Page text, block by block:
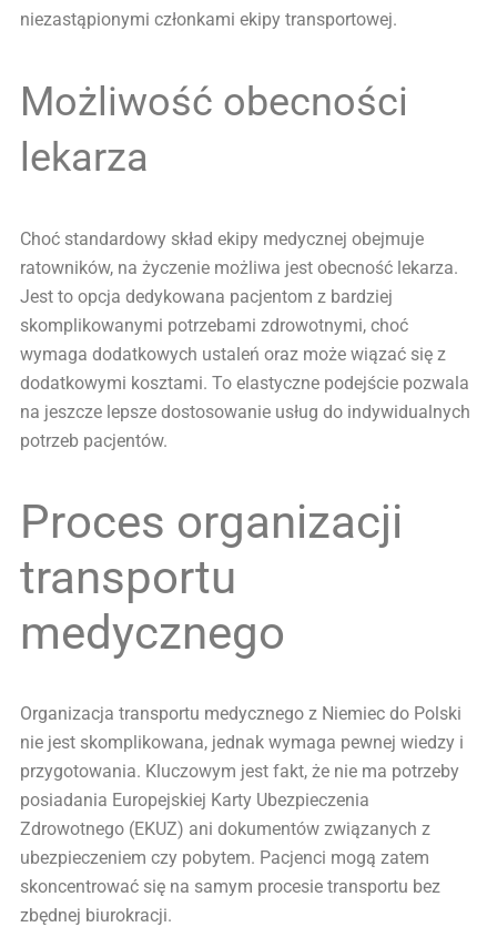
niezastąpionymi członkami ekipy transportowej.
Możliwość obecności
lekarza
Choć standardowy skład ekipy medycznej obejmuje
ratowników, na życzenie możliwa jest obecność lekarza.
Jest to opcja dedykowana pacjentom z bardziej
skomplikowanymi potrzebami zdrowotnymi, choć
wymaga dodatkowych ustaleń oraz może wiązać się z
dodatkowymi kosztami. To elastyczne podejście pozwala
na jeszcze lepsze dostosowanie usług do indywidualnych
potrzeb pacjentów.
Proces organizacji
transportu
medycznego
Organizacja transportu medycznego z Niemiec do Polski
nie jest skomplikowana, jednak wymaga pewnej wiedzy i
przygotowania. Kluczowym jest fakt, że nie ma potrzeby
posiadania Europejskiej Karty Ubezpieczenia
Zdrowotnego (EKUZ) ani dokumentów związanych z
ubezpieczeniem czy pobytem. Pacjenci mogą zatem
skoncentrować się na samym procesie transportu bez
zbędnej biurokracji.